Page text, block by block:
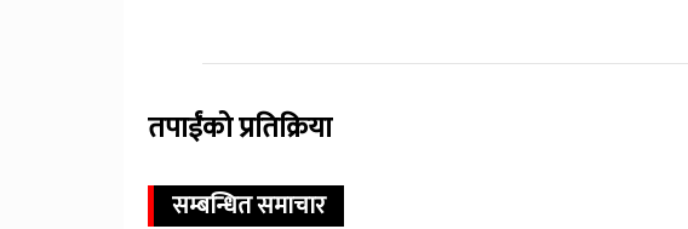
तपाईंको प्रतिक्रिया
सम्बन्धित समाचार